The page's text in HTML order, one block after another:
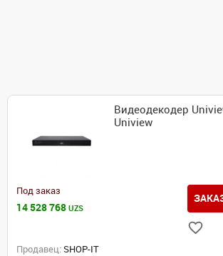
Видеодекодер
Uniview
Под заказ
14 528 768 UZS
Продавец: SHOP-IT